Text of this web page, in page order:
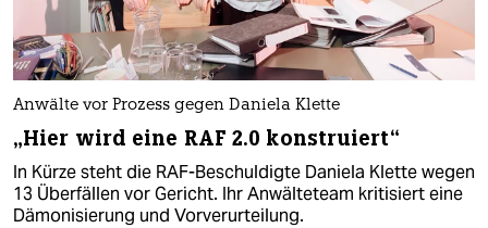
Anwälte vor Prozess gegen Daniela Klette
„Hier wird eine RAF 2.0 konstruiert“
In Kürze steht die RAF-Beschuldigte Daniela Klette wegen
13 Überfällen vor Gericht. Ihr Anwälteteam kritisiert eine
Dämonisierung und Vorverurteilung.